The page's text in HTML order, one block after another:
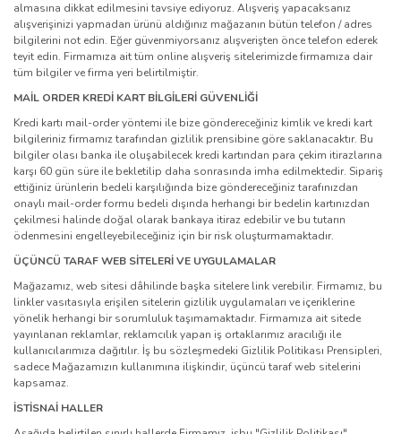
almasına dikkat edilmesini tavsiye ediyoruz. Alışveriş yapacaksanız
alışverişinizi yapmadan ürünü aldığınız mağazanın bütün telefon / adres
bilgilerini not edin. Eğer güvenmiyorsanız alışverişten önce telefon ederek
teyit edin. Firmamıza ait tüm online alışveriş sitelerimizde firmamıza dair
tüm bilgiler ve firma yeri belirtilmiştir.
MAİL ORDER KREDİ KART BİLGİLERİ GÜVENLİĞİ
Kredi kartı mail-order yöntemi ile bize göndereceğiniz kimlik ve kredi kart
bilgileriniz firmamız tarafından gizlilik prensibine göre saklanacaktır. Bu
bilgiler olası banka ile oluşabilecek kredi kartından para çekim itirazlarına
karşı 60 gün süre ile bekletilip daha sonrasında imha edilmektedir. Sipariş
ettiğiniz ürünlerin bedeli karşılığında bize göndereceğiniz tarafınızdan
onaylı mail-order formu bedeli dışında herhangi bir bedelin kartınızdan
çekilmesi halinde doğal olarak bankaya itiraz edebilir ve bu tutarın
ödenmesini engelleyebileceğiniz için bir risk oluşturmamaktadır.
ÜÇÜNCÜ TARAF WEB SİTELERİ VE UYGULAMALAR
Mağazamız, web sitesi dâhilinde başka sitelere link verebilir. Firmamız, bu
linkler vasıtasıyla erişilen sitelerin gizlilik uygulamaları ve içeriklerine
yönelik herhangi bir sorumluluk taşımamaktadır. Firmamıza ait sitede
yayınlanan reklamlar, reklamcılık yapan iş ortaklarımız aracılığı ile
kullanıcılarımıza dağıtılır. İş bu sözleşmedeki Gizlilik Politikası Prensipleri,
sadece Mağazamızın kullanımına ilişkindir, üçüncü taraf web sitelerini
kapsamaz.
İSTİSNAİ HALLER